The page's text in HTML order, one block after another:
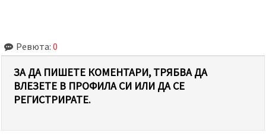
Ревюта: 0
ЗА ДА ПИШЕТЕ КОМЕНТАРИ, ТРЯБВА ДА
ВЛЕЗЕТЕ В ПРОФИЛА СИ ИЛИ ДА СЕ
РЕГИСТРИРАТЕ.